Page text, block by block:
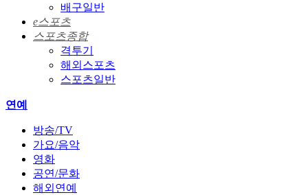
배구일반
e스포츠
스포츠종합
격투기
해외스포츠
스포츠일반
연예
방송/TV
가요/음악
영화
공연/문화
해외연예